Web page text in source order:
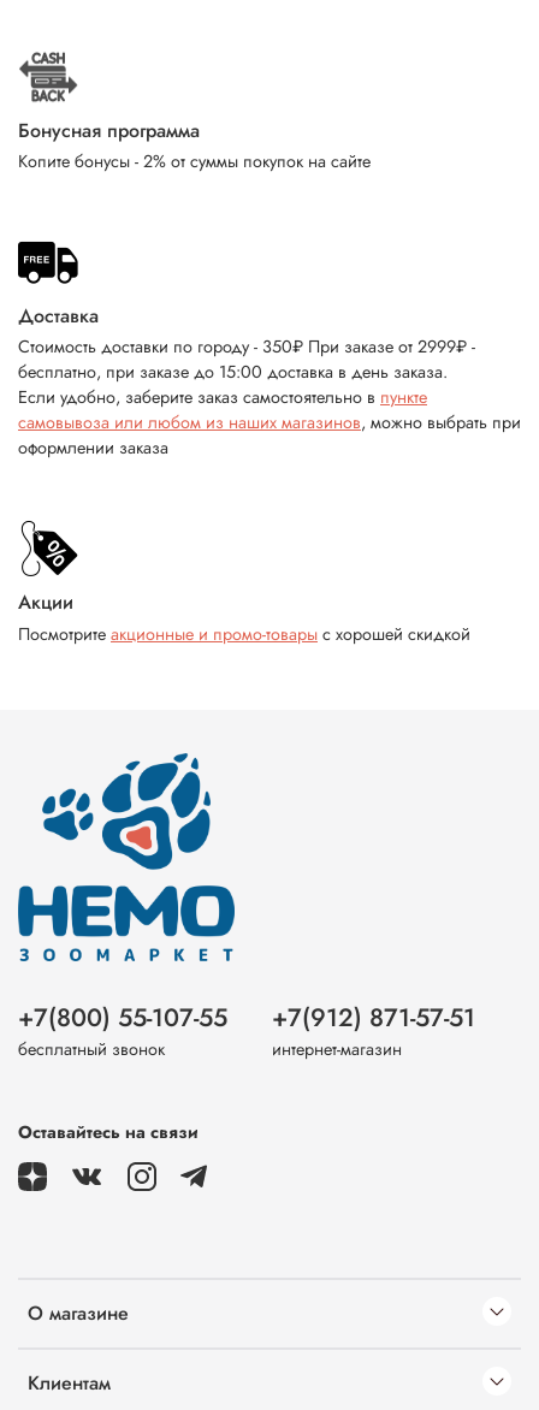
Бонусная программа
Копите бонусы - 2% от суммы покупок на сайте
Доставка
Стоимость доставки по городу - 350₽ При заказе от 2999₽ -
бесплатно, при заказе до 15:00 доставка в день заказа.
Если удобно, заберите заказ самостоятельно в пункте
самовывоза или любом из наших магазинов, можно выбрать при
оформлении заказа
Акции
Посмотрите акционные и промо-товары с хорошей скидкой
О магазине
Клиентам
+7(800) 55-107-55
бесплатный звонок
+7(912) 871-57-51
интернет-магазин
Оставайтесь на связи